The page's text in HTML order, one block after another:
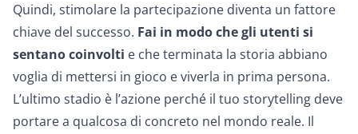
Quindi, stimolare la partecipazione diventa un fattore
chiave del successo. Fai in modo che gli utenti si
sentano coinvolti e che terminata la storia abbiano
voglia di mettersi in gioco e viverla in prima persona.
L’ultimo stadio è l’azione perché il tuo storytelling deve
portare a qualcosa di concreto nel mondo reale. Il